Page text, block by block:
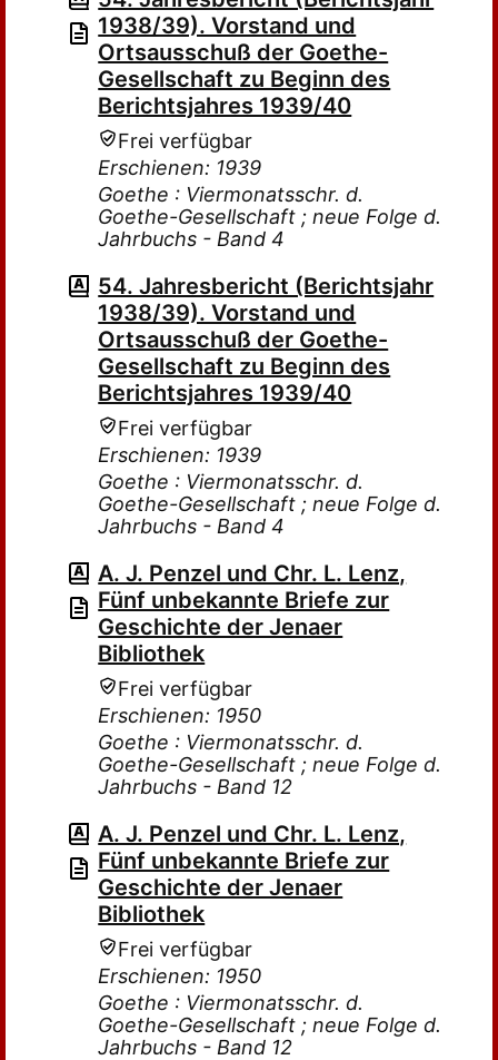
1938/39). Vorstand und
Ortsausschuß der Goethe-
Gesellschaft zu Beginn des
Berichtsjahres 1939/40
Frei verfügbar
Erschienen: 1939
Goethe : Viermonatsschr. d.
Goethe-Gesellschaft ; neue Folge d.
Jahrbuchs - Band 4
54. Jahresbericht (Berichtsjahr
1938/39). Vorstand und
Ortsausschuß der Goethe-
Gesellschaft zu Beginn des
Berichtsjahres 1939/40
Frei verfügbar
Erschienen: 1939
Goethe : Viermonatsschr. d.
Goethe-Gesellschaft ; neue Folge d.
Jahrbuchs - Band 4
A. J. Penzel und Chr. L. Lenz,
Fünf unbekannte Briefe zur
Geschichte der Jenaer
Bibliothek
Frei verfügbar
Erschienen: 1950
Goethe : Viermonatsschr. d.
Goethe-Gesellschaft ; neue Folge d.
Jahrbuchs - Band 12
A. J. Penzel und Chr. L. Lenz,
Fünf unbekannte Briefe zur
Geschichte der Jenaer
Bibliothek
Frei verfügbar
Erschienen: 1950
Goethe : Viermonatsschr. d.
Goethe-Gesellschaft ; neue Folge d.
Jahrbuchs - Band 12